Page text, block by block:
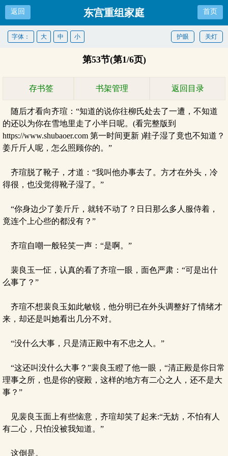
返回 东宫重组家庭 首页
关灯
护眼
字体： 大 中 小
第53节(第1/6页)
存书签 书架管理 返回目录
随后才看向齐瑄：“知道的说你往柳氏处去了一遭，不知道
的还以为你在雪地里走了小半日呢。(看完整版到
https://www.shubaoer.com 第一时间更新 )鞋子湿了竟也不知道？
姜斤斤人呢，怎么照顾你的。”
齐瑄脱了靴子，才道：“我叫他办事去了。方才在外头，冷
得很，也没觉得靴子湿了。”
“你身边少了姜斤斤，就转不动了？日日那么多人服侍着，
竟连个上心些的都没有？”
齐瑄自嘲一般轻笑一声：“是啊。”
裴良玉一怔，认真的看了齐瑄一眼，面色严肃：“可是出什
么事了？”
齐瑄不想裴良玉如此敏锐，他分明已在外头调整好了情绪才
来，却还是叫她看出几分不对。
“没什么大事，只是清正殿中有不忠之人。”
“这还叫没什么大事？”裴良玉瞪了他一眼，“清正殿是你日常
理事之所，也是你的寝殿，这样的地方有二心之人，还不是大
事？”
见裴良玉面上有些恼意，齐瑄却笑了起来:“无妨，不怕有人
有二心，只怕没被我知道。”
这倒是。